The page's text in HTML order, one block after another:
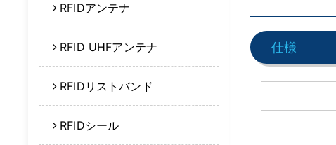
RFIDアンテナ
RFID UHFアンテナ
RFIDリストバンド
RFIDシール
仕様